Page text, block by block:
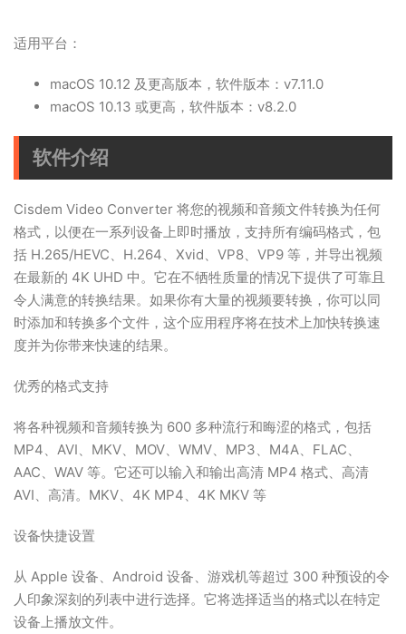
适用平台：
macOS 10.12 及更高版本，软件版本：v7.11.0
macOS 10.13 或更高，软件版本：v8.2.0
软件介绍
Cisdem Video Converter 将您的视频和音频文件转换为任何
格式，以便在一系列设备上即时播放，支持所有编码格式，包
括 H.265/HEVC、H.264、Xvid、VP8、VP9 等，并导出视频
在最新的 4K UHD 中。它在不牺牲质量的情况下提供了可靠且
令人满意的转换结果。如果你有大量的视频要转换，你可以同
时添加和转换多个文件，这个应用程序将在技术上加快转换速
度并为你带来快速的结果。
优秀的格式支持
将各种视频和音频转换为 600 多种流行和晦涩的格式，包括
MP4、AVI、MKV、MOV、WMV、MP3、M4A、FLAC、
AAC、WAV 等。它还可以输入和输出高清 MP4 格式、高清
AVI、高清。MKV、4K MP4、4K MKV 等
设备快捷设置
从 Apple 设备、Android 设备、游戏机等超过 300 种预设的令
人印象深刻的列表中进行选择。它将选择适当的格式以在特定
设备上播放文件。